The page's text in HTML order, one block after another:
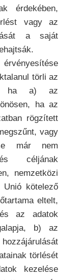
érdekében,
vagy az
a saját
törli az
ha a) az
ha az
rögzített
vagy
már nem
céljának
nemzetközi
Unió kötelező
eltelt,
az adatok
b) az
törlését
kezelése